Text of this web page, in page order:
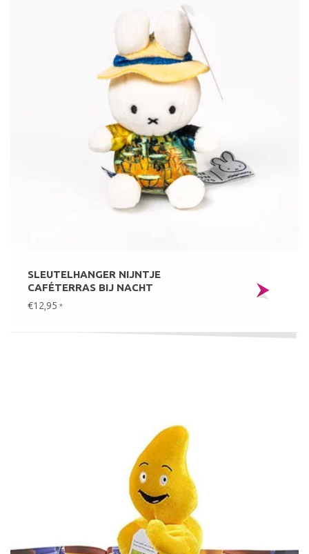
SLEUTELHANGER NIJNTJE
CAFÉTERRAS BIJ NACHT
€12,95 *